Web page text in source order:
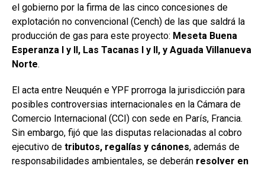
el gobierno por la firma de las cinco concesiones de
explotación no convencional (Cench) de las que saldrá la
producción de gas para este proyecto: Meseta Buena
Esperanza I y II, Las Tacanas I y II, y Aguada Villanueva
Norte.
El acta entre Neuquén e YPF prorroga la jurisdicción para
posibles controversias internacionales en la Cámara de
Comercio Internacional (CCI) con sede en París, Francia.
Sin embargo, fijó que las disputas relacionadas al cobro
ejecutivo de tributos, regalías y cánones, además de
responsabilidades ambientales, se deberán resolver en